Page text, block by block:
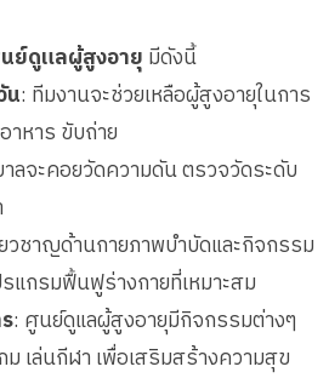
ย์ดูแลผู้สูงอายุ มีดังนี้
น: ทีมงานจะช่วยเหลือผู้สูงอายุในการ
าหาร ขับถ่าย
ลจะคอยวัดความดัน ตรวจวัดระดับ
วชาญด้านกายภาพบำบัดและกิจกรรม
แกรมฟื้นฟูร่างกายที่เหมาะสม
: ศูนย์ดูแลผู้สูงอายุมีกิจกรรมต่างๆ
ม เล่นกีฬา เพื่อเสริมสร้างความสุข